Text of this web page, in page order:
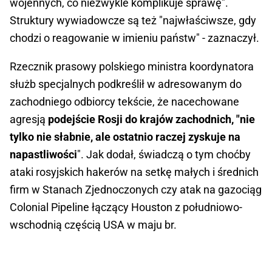
wojennych, co niezwykle komplikuje sprawę".
Struktury wywiadowcze są też "najwłaściwsze, gdy
chodzi o reagowanie w imieniu państw" - zaznaczył.
Rzecznik prasowy polskiego ministra koordynatora
służb specjalnych podkreślił w adresowanym do
zachodniego odbiorcy tekście, że nacechowane
agresją podejście Rosji do krajów zachodnich, "nie
tylko nie słabnie, ale ostatnio raczej zyskuje na
napastliwości". Jak dodał, świadczą o tym choćby
ataki rosyjskich hakerów na setkę małych i średnich
firm w Stanach Zjednoczonych czy atak na gazociąg
Colonial Pipeline łączący Houston z południowo-
wschodnią częścią USA w maju br.